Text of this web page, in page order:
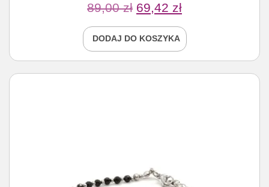
89,00zł 69,42 zł
DODAJ DO KOSZYKA